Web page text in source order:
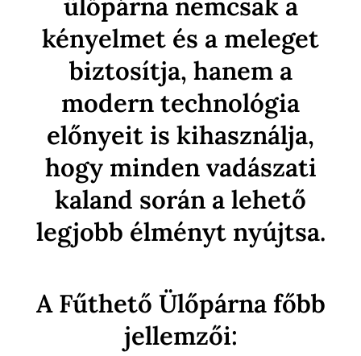
kényelmet és a meleget
biztosítja, hanem a
modern technológia
előnyeit is kihasználja,
hogy minden vadászati
kaland során a lehető
legjobb élményt nyújtsa.
A Fűthető Ülőpárna főbb
jellemzői: